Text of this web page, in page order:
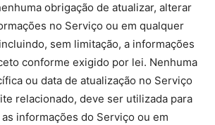
obrigação de atualizar, alterar
no Serviço ou em qualquer
sem limitação, a informações
conforme exigido por lei. Nenhuma
ou data de atualização no Serviço
relacionado, deve ser utilizada para
informações do Serviço ou em